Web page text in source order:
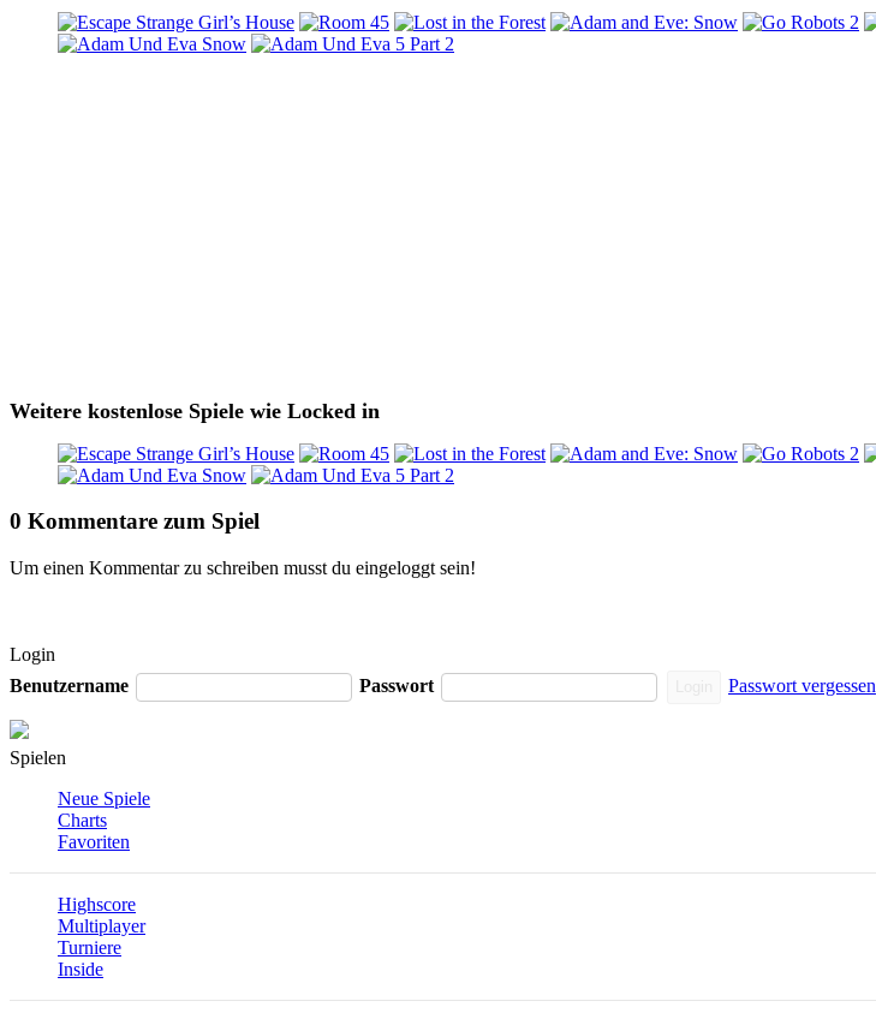
Weitere kostenlose Spiele wie Locked in
0 Kommentare zum Spiel
Um einen Kommentar zu schreiben musst du eingeloggt sein!
Login
Benutzername
Passwort Passwort vergessen
Spielen
Neue Spiele
Charts
Favoriten
Highscore
Multiplayer
Turniere
Inside